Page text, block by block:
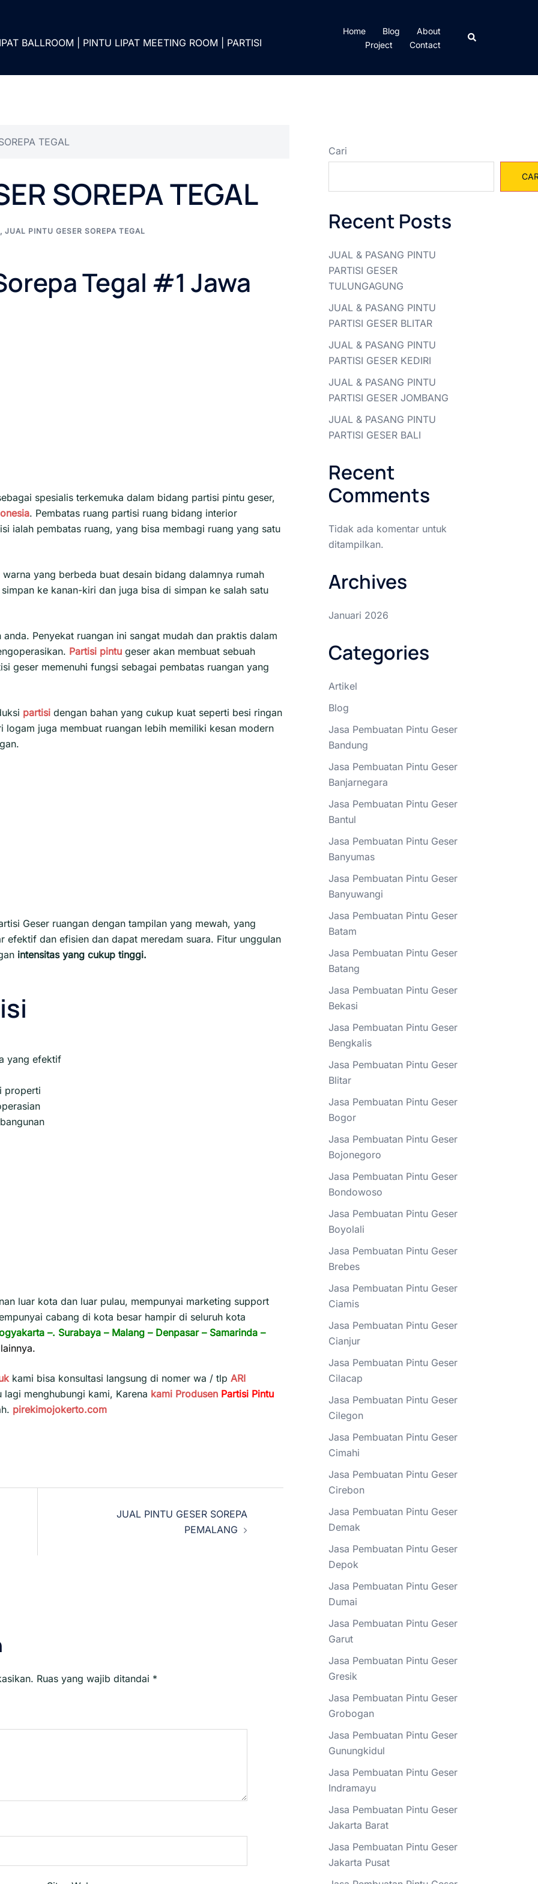
BALLROOM | PINTU LIPAT MEETING ROOM | PARTISI
Home Blog
About
Project
Contact
Cari
TEGAL
SOREPA TEGAL
, JUAL PINTU GESER SOREPA TEGAL
Tegal #1 Jawa
spesialis terkemuka dalam bidang partisi pintu geser,
. Pembatas ruang partisi ruang bidang interior
ialah pembatas ruang, yang bisa membagi ruang yang satu
yang berbeda buat desain bidang dalamnya rumah
ke kanan-kiri dan juga bisa di simpan ke salah satu
Penyekat ruangan ini sangat mudah dan praktis dalam
Partisi pintu geser akan membuat sebuah
geser memenuhi fungsi sebagai pembatas ruangan yang
partisi dengan bahan yang cukup kuat seperti besi ringan
logam juga membuat ruangan lebih memiliki kesan modern
Geser ruangan dengan tampilan yang mewah, yang
efektif dan efisien dan dapat meredam suara. Fitur unggulan
intensitas yang cukup tinggi.
yang efektif
properti
luar kota dan luar pulau, mempunyai marketing support
cabang di kota besar hampir di seluruh kota
–. Surabaya – Malang – Denpasar– Samarinda –
kami bisa konsultasi langsung di nomer wa / tlp ARI
menghubungi kami, Karena kami Produsen Partisi Pintu
pirekimojokerto.com
JUAL PINTU GESER SOREPA
PEMALANG
Ruas yang wajib ditandai *
Cari
Recent Posts
JUAL & PASANG PINTU
PARTISI GESER
TULUNGAGUNG
JUAL & PASANG PINTU
PARTISI GESER BLITAR
JUAL & PASANG PINTU
PARTISI GESER KEDIRI
JUAL & PASANG PINTU
PARTISI GESER JOMBANG
JUAL & PASANG PINTU
PARTISI GESER BALI
Recent
Comments
Tidak ada komentar untuk
ditampilkan.
Archives
Januari 2026
Categories
Artikel
Blog
Jasa Pembuatan Pintu Geser
Bandung
Jasa Pembuatan Pintu Geser
Banjarnegara
Jasa Pembuatan Pintu Geser
Bantul
Jasa Pembuatan Pintu Geser
Banyumas
Jasa Pembuatan Pintu Geser
Banyuwangi
Jasa Pembuatan Pintu Geser
Batam
Jasa Pembuatan Pintu Geser
Batang
Jasa Pembuatan Pintu Geser
Bekasi
Jasa Pembuatan Pintu Geser
Bengkalis
Jasa Pembuatan Pintu Geser
Blitar
Jasa Pembuatan Pintu Geser
Bogor
Jasa Pembuatan Pintu Geser
Bojonegoro
Jasa Pembuatan Pintu Geser
Bondowoso
Jasa Pembuatan Pintu Geser
Boyolali
Jasa Pembuatan Pintu Geser
Brebes
Jasa Pembuatan Pintu Geser
Ciamis
Jasa Pembuatan Pintu Geser
Cianjur
Jasa Pembuatan Pintu Geser
Cilacap
Jasa Pembuatan Pintu Geser
Cilegon
Jasa Pembuatan Pintu Geser
Cimahi
Jasa Pembuatan Pintu Geser
Cirebon
Jasa Pembuatan Pintu Geser
Demak
Jasa Pembuatan Pintu Geser
Depok
Jasa Pembuatan Pintu Geser
Dumai
Jasa Pembuatan Pintu Geser
Garut
Jasa Pembuatan Pintu Geser
Gresik
Jasa Pembuatan Pintu Geser
Grobogan
Jasa Pembuatan Pintu Geser
Gunungkidul
Jasa Pembuatan Pintu Geser
Indramayu
Jasa Pembuatan Pintu Geser
Jakarta Barat
Jasa Pembuatan Pintu Geser
Jakarta Pusat